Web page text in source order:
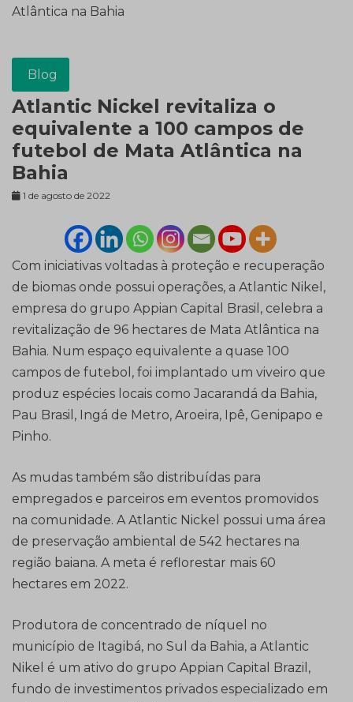
Atlântica na Bahia
Blog
Atlantic Nickel revitaliza o
equivalente a 100 campos de
futebol de Mata Atlântica na
Bahia
1 de agosto de 2022
Com iniciativas voltadas à proteção e recuperação
de biomas onde possui operações, a Atlantic Nikel,
empresa do grupo Appian Capital Brasil, celebra a
revitalização de 96 hectares de Mata Atlântica na
Bahia. Num espaço equivalente a quase 100
campos de futebol, foi implantado um viveiro que
produz espécies locais como Jacarandá da Bahia,
Pau Brasil, Ingá de Metro, Aroeira, Ipê, Genipapo e
Pinho.
As mudas também são distribuídas para
empregados e parceiros em eventos promovidos
na comunidade. A Atlantic Nickel possui uma área
de preservação ambiental de 542 hectares na
região baiana. A meta é reflorestar mais 60
hectares em 2022.
Produtora de concentrado de níquel no
município de Itagibá, no Sul da Bahia, a Atlantic
Nikel é um ativo do grupo Appian Capital Brazil,
fundo de investimentos privados especializado em